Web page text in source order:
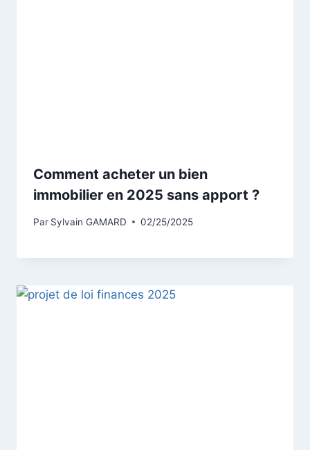
Comment acheter un bien
immobilier en 2025 sans apport ?
Par Sylvain GAMARD 02/25/2025